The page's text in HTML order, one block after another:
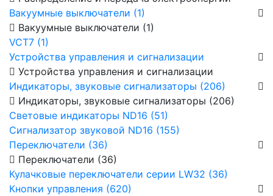
Вакуумные выключатели (1)
Вакуумные выключатели (1)
VCT7 (1)
Устройства управления и сигнализации
Устройства управления и сигнализации
Индикаторы, звуковые сигнализаторы (206)
Индикаторы, звуковые сигнализаторы (206)
Световые индикаторы ND16 (51)
Сигнализатор звуковой ND16 (155)
Переключатели (36)
Переключатели (36)
Кулачковые переключатели серии LW32 (36)
Кнопки управления (620)